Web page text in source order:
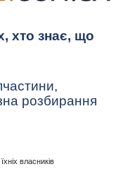
хто знає, що
розбирання
власників